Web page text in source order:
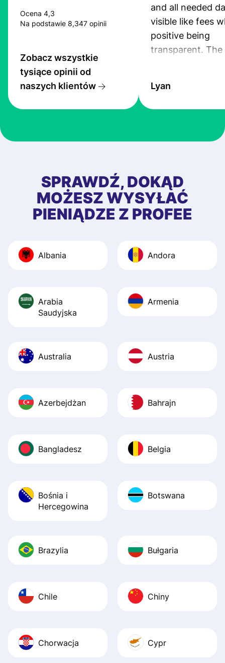
Ocena 4,3
Na podstawie 8,347 opinii
Zobacz wszystkie
tysiące opinii od
naszych klientów
and all needed
visible like fees
positive being
transparent. The
the exchange
at Profee is very
first started
app, and they
quick to provide
and helpful
Recommend it!
Lyan
SPRAWDŹ, DOKĄD
MOŻESZ WYSYŁAĆ
PIENIĄDZE Z PROFEE
Albania Andora
Arabia
Saudyjska
Armenia
Australia Austria
Azerbejdżan Bahrajn
Bangladesz Belgia
Bośnia i
Hercegowina
Botswana
Brazylia Bułgaria
Chile Chiny
Chorwacja Cypr